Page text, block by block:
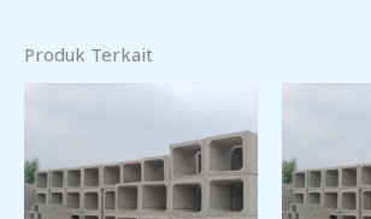
Produk Terkait